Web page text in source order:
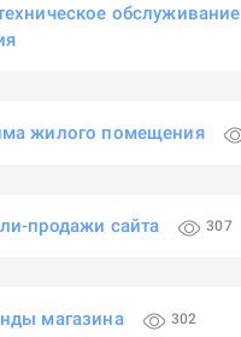
обслуживание
жилого помещения
продажи сайта 307
магазина 302